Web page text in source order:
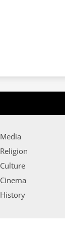
Media
Religion
Culture
Cinema
History